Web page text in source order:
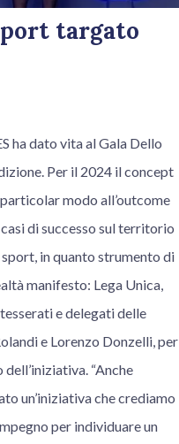
targato
ha dato vita al Gala Dello
Per il 2024 il concept
modo all’outcome
di successo sul territorio
in quanto strumento di
manifesto: Lega Unica,
e delegati delle
e Lorenzo Donzelli, per
“Anche
un’iniziativa che crediamo
per individuare un